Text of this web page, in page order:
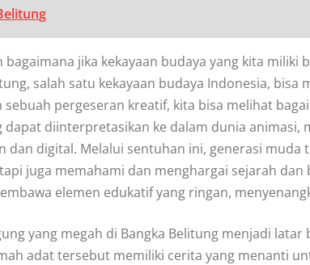
jika kekayaan budaya yang kita miliki
salah satu kekayaan budaya Indonesia, bisa
pergeseran kreatif, kita bisa melihat
diinterpretasikan ke dalam dunia animasi,
dan digital. Melalui sentuhan ini, generasi muda
juga memahami dan menghargai sejarah dan
elemen edukatif yang ringan,
yang megah di Bangka Belitung menjadi latar
adat tersebut memiliki cerita yang menanti